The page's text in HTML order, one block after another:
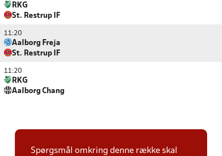
RKG
St. Restrup IF
11:20
Aalborg Freja
St. Restrup IF
11:20
RKG
Aalborg Chang
Spørgsmål omkring denne række skal